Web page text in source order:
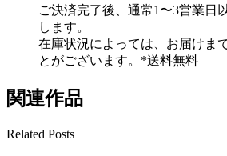
ご決済完了後、通常1〜3営業日
します。
在庫状況によっては、お届けま
とがございます。*送料無料
関連作品
Related Posts